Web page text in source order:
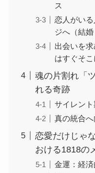
ス
恋人がい
ジへ（結婚
出会いを
はすぐそこ
魂の片割れ「
れる奇跡
サイレント
真の統合
恋愛だけじゃ
おける1818の
金運：経